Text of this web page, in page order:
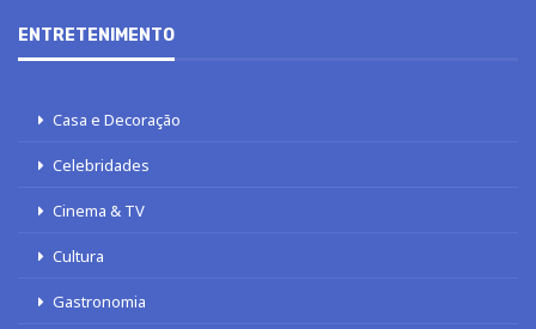
ENTRETENIMENTO
Casa e Decoração
Celebridades
Cinema & TV
Cultura
Gastronomia